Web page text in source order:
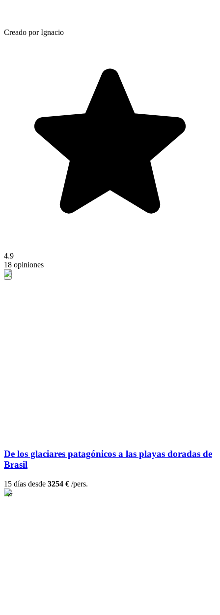
Creado por Ignacio
4.9
18 opiniones
De los glaciares patagónicos a las playas doradas de
Brasil
15 días desde 3254 € /pers.